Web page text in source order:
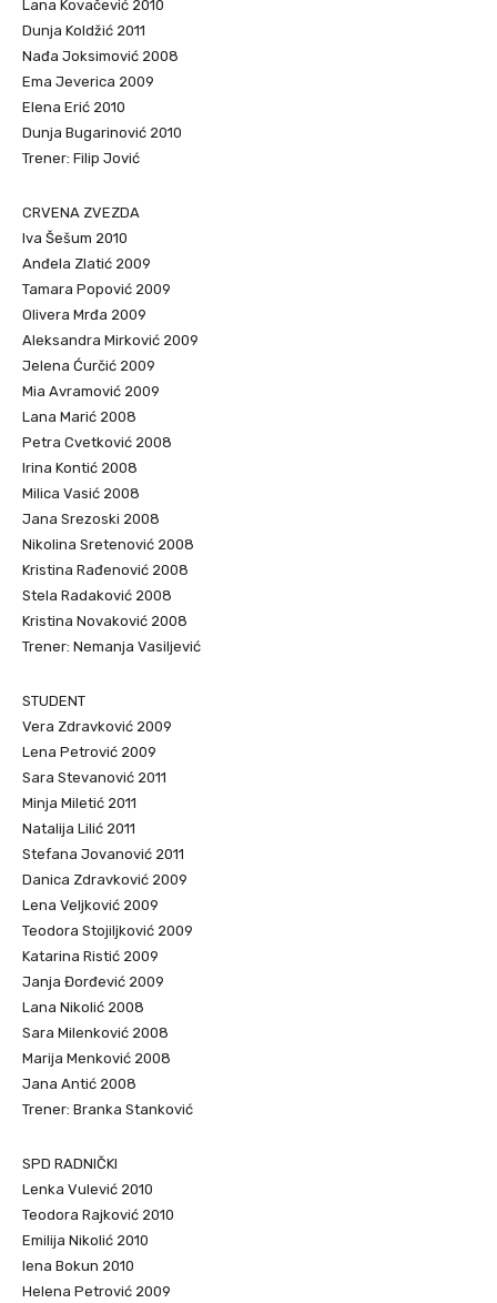
Lana Kovačević 2010
Dunja Koldžić 2011
Nađa Joksimović 2008
Ema Jeverica 2009
Elena Erić 2010
Dunja Bugarinović 2010
Trener: Filip Jović
CRVENA ZVEZDA
Iva Šešum 2010
Anđela Zlatić 2009
Tamara Popović 2009
Olivera Mrđa 2009
Aleksandra Mirković 2009
Jelena Ćurčić 2009
Mia Avramović 2009
Lana Marić 2008
Petra Cvetković 2008
Irina Kontić 2008
Milica Vasić 2008
Jana Srezoski 2008
Nikolina Sretenović 2008
Kristina Rađenović 2008
Stela Radaković 2008
Kristina Novaković 2008
Trener: Nemanja Vasiljević
STUDENT
Vera Zdravković 2009
Lena Petrović 2009
Sara Stevanović 2011
Minja Miletić 2011
Natalija Lilić 2011
Stefana Jovanović 2011
Danica Zdravković 2009
Lena Veljković 2009
Teodora Stojiljković 2009
Katarina Ristić 2009
Janja Đorđević 2009
Lana Nikolić 2008
Sara Milenković 2008
Marija Menković 2008
Jana Antić 2008
Trener: Branka Stanković
SPD RADNIČKI
Lenka Vulević 2010
Teodora Rajković 2010
Emilija Nikolić 2010
lena Bokun 2010
Helena Petrović 2009